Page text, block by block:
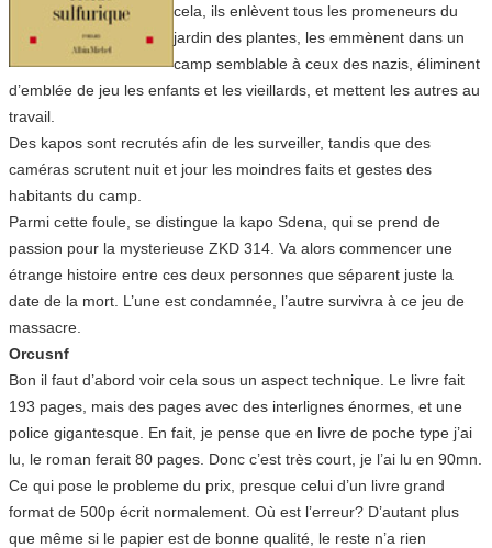
cela, ils enlèvent tous les promeneurs du
jardin des plantes, les emmènent dans un
camp semblable à ceux des nazis, éliminent
d’emblée de jeu les enfants et les vieillards, et mettent les autres au
travail.
Des kapos sont recrutés afin de les surveiller, tandis que des
caméras scrutent nuit et jour les moindres faits et gestes des
habitants du camp.
Parmi cette foule, se distingue la kapo Sdena, qui se prend de
passion pour la mysterieuse ZKD 314. Va alors commencer une
étrange histoire entre ces deux personnes que séparent juste la
date de la mort. L’une est condamnée, l’autre survivra à ce jeu de
massacre.
Orcusnf
Bon il faut d’abord voir cela sous un aspect technique. Le livre fait
193 pages, mais des pages avec des interlignes énormes, et une
police gigantesque. En fait, je pense que en livre de poche type j’ai
lu, le roman ferait 80 pages. Donc c’est très court, je l’ai lu en 90mn.
Ce qui pose le probleme du prix, presque celui d’un livre grand
format de 500p écrit normalement. Où est l’erreur? D’autant plus
que même si le papier est de bonne qualité, le reste n’a rien